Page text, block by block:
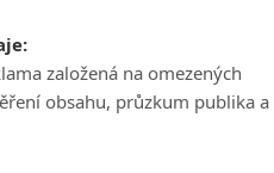
založená na omezených
obsahu, průzkum publika a